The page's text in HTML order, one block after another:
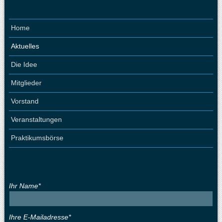
Home
Aktuelles
Die Idee
Mitglieder
Vorstand
Veranstaltungen
Praktikumsbörse
Ihr Name*
Ihre E-Mailadresse*